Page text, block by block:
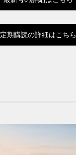
定期購読の詳細はこちら